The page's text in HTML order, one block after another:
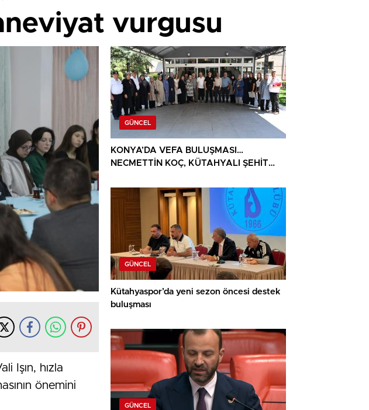
vurgusu
Işın, hızla
önemini
GÜNCEL
KONYA’DA VEFA BULUŞMASI…
NECMETTİN KOÇ, KÜTAHYALI ŞEHİT
GÜNCEL
Kütahyaspor’da yeni sezon öncesi destek
buluşması
GÜNCEL